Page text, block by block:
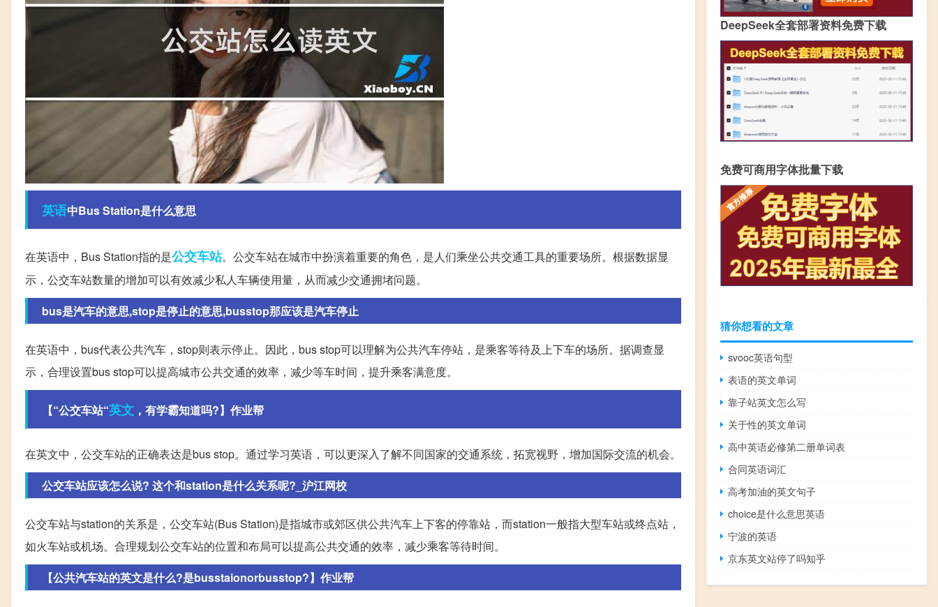
英语中Bus Station是什么意思
在英语中，Bus Station指的是公交车站。公交车站在城市中扮演着重要的角色，是人们乘坐公共交通工具的重要场所。根据数据显
示，公交车站数量的增加可以有效减少私人车辆使用量，从而减少交通拥堵问题。
bus是汽车的意思,stop是停止的意思,busstop那应该是汽车停止
在英语中，bus代表公共汽车，stop则表示停止。因此，bus stop可以理解为公共汽车停站，是乘客等待及上下车的场所。据调查显
示，合理设置bus stop可以提高城市公共交通的效率，减少等车时间，提升乘客满意度。
【“公交车站“英文 ，有学霸知道吗?】作业帮
在英文中，公交车站的正确表达是bus stop。通过学习英语，可以更深入了解不同国家的交通系统，拓宽视野，增加国际交流的机会。
公交车站应该怎么说? 这个和station是什么关系呢?_沪江网校
公交车站与station的关系是，公交车站(Bus Station)是指城市或郊区供公共汽车上下客的停靠站，而station一般指大型车站或终点站，
如火车站或机场。合理规划公交车站的位置和布局可以提高公共交通的效率，减少乘客等待时间。
【公共汽车站的英文是什么?是busstaionorbusstop?】作业帮
DeepSeek全套部署资料免费下载
免费可商用字体批量下载
猜你想看的文章
svooc英语句型
表语的英文单词
靠子站英文怎么写
关于性的英文单词
高中英语必修第二册单词表
合同英语词汇
高考加油的英文句子
choice是什么意思英语
宁波的英语
京东英文站停了吗知乎